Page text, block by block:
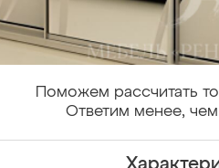
Поможем рассчитать
Ответим менее, чем